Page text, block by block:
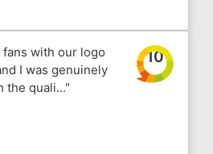
with our logo
I was genuinely
the quali..."
10